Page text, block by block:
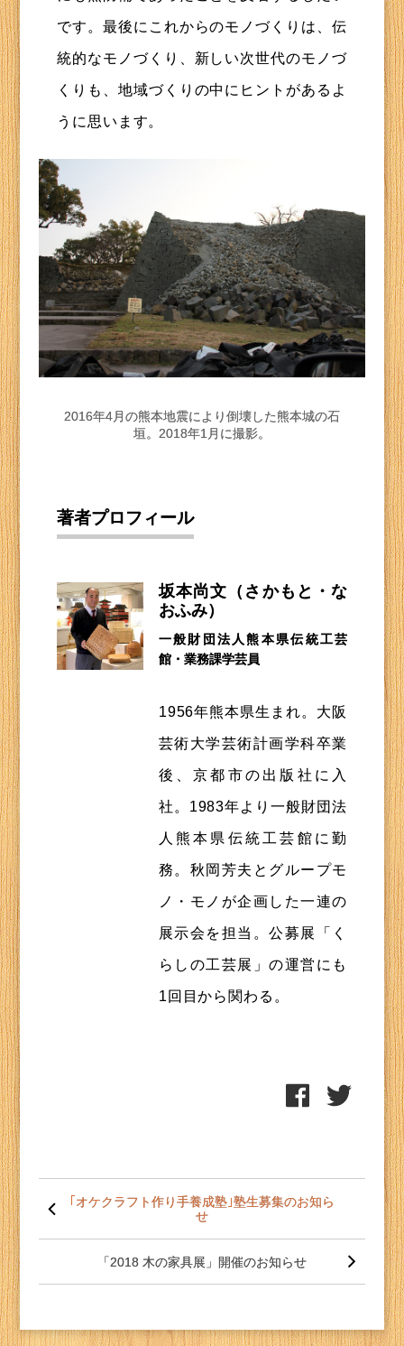
です。最後にこれからのモノづくりは、伝
統的なモノづくり、新しい次世代のモノづ
くりも、地域づくりの中にヒントがあるよ
うに思います。
2016年4月の熊本地震により倒壊した熊本城の石
垣。2018年1月に撮影。
著者プロフィール
坂本尚文（さかもと・な
おふみ）
一般財団法人熊本県伝統工芸
館・業務課学芸員
1956年熊本県生まれ。大阪
芸術大学芸術計画学科卒業
後、京都市の出版社に入
社。1983年より一般財団法
人熊本県伝統工芸館に勤
務。秋岡芳夫とグループモ
ノ・モノが企画した一連の
展示会を担当。公募展「く
らしの工芸展」の運営にも
1回目から関わる。
ナ
｢オケクラフト作り手養成塾｣塾生募集のお知ら
せ
「2018 木の家具展」開催のお知らせ